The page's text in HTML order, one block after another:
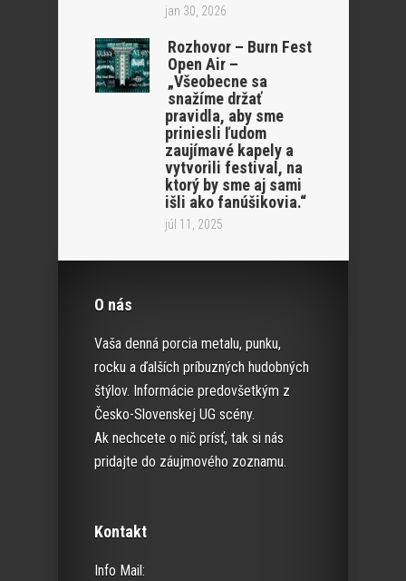
jan 30, 2026
Rozhovor – Burn Fest
Open Air –
„Všeobecne sa
snažíme držať
pravidla, aby sme
priniesli ľudom
zaujímavé kapely a
vytvorili festival, na
ktorý by sme aj sami
išli ako fanúšikovia.“
júl 11, 2025
O nás
Vaša denná porcia metalu, punku,
rocku a ďalších príbuzných hudobných
štýlov. Informácie predovšetkým z
Česko-Slovenskej UG scény.
Ak nechcete o nič prísť, tak si nás
pridajte do záujmového zoznamu.
Kontakt
Info Mail: